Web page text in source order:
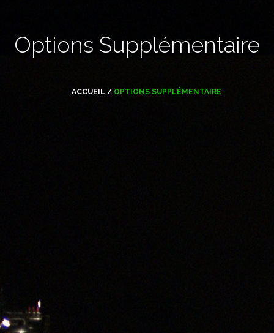
Options Supplémentaire
ACCUEIL / OPTIONS SUPPLÉMENTAIRE